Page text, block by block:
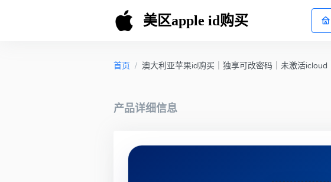
美区apple id购买
首页 / 澳大利亚苹果id购买｜独享可改密码｜未激活
产品详细信息